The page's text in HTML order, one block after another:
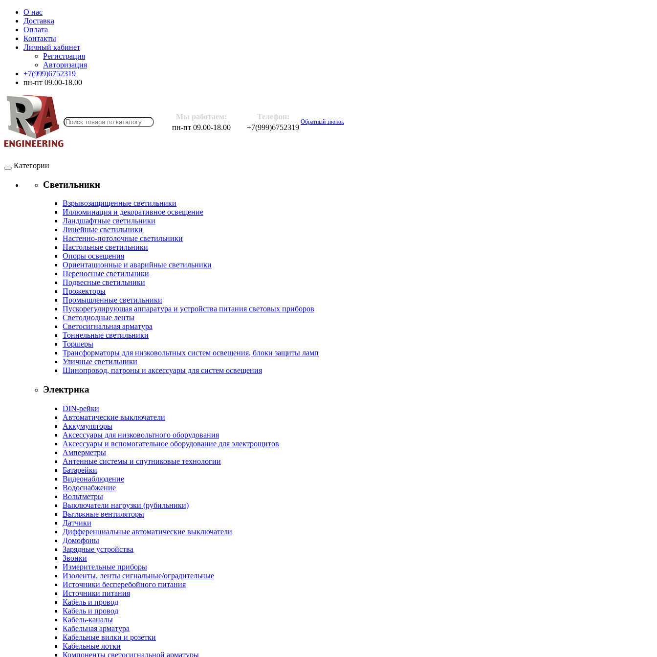
О нас
Доставка
Оплата
Контакты
Личный кабинет
Регистрация
Авторизация
+7(999)6752319
пн-пт 09.00-18.00
Мы работаем:
Телефон:
пн-пт 09.00-18.00
+7(999)6752319
Обратный звонок
Категории
Светильники
Взрывозащищенные светильники
Иллюминация и декоративное освещение
Ландшафтные светильники
Линейные светильники
Настенно-потолочные светильники
Настольные светильники
Опоры освещения
Ориентационные и аварийные светильники
Переносные светильники
Подвесные светильники
Прожекторы
Промышленные светильники
Пускорегулирующая аппаратура и устройства питания световых приборов
Светодиодные ленты
Светосигнальная арматура
Тоннельные светильники
Торшеры
Трансформаторы для низковольтных систем освещения, блоки защиты ламп
Уличные светильники
Шинопровод, патроны и аксессуары для систем освещения
Электрика
DIN-рейки
Автоматические выключатели
Аккумуляторы
Аксессуары для низковольтного оборудования
Аксессуары и вспомогательное оборудование для электрощитов
Амперметры
Антенные системы и спутниковые технологии
Батарейки
Видеонаблюдение
Водоснабжение
Вольтметры
Выключатели нагрузки (рубильники)
Вытяжные вентиляторы
Датчики
Дифференциальные автоматические выключатели
Домофоны
Зарядные устройства
Звонки
Измерительные приборы
Изоленты, ленты сигнальные/оградительные
Источники бесперебойного питания
Источники питания
Кабель и провод
Кабель и провод
Кабель-каналы
Кабельная арматура
Кабельные вилки и розетки
Кабельные лотки
Компоненты светосигнальной арматуры